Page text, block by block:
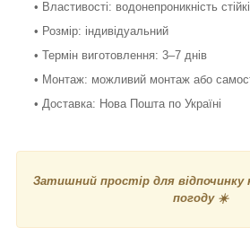
• Властивості: водонепроникність
• Розмір: індивідуальний
• Термін виготовлення: 3–7 днів
• Монтаж: можливий монтаж або
• Доставка: Нова Пошта по Україні
Затишний простір для відпочинку
погоду ☀️